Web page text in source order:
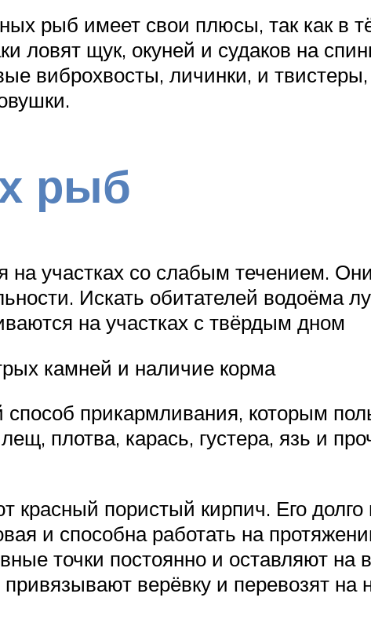
рыб имеет свои плюсы, так как в
ловят щук, окуней и судаков на
виброхвосты, личинки, и
рыб
на участках со слабым течением.
Искать обитателей водоёма
на участках с твёрдым дном
камней и наличие корма
прикармливания, которым
плотва, карась, густера, язь и
красный пористый кирпич. Его
и способна работать на
точки постоянно и оставляют на
верёвку и перевозят на